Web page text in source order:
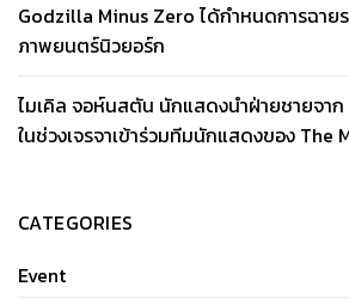
Godzilla Minus Zero ได้กำหนดการฉา
ภาพยนตร์นิวยอร์ก
ไมเคิล จอห์นสตัน นักแสดงนำฝ่ายชายจาก
ในช่วงเจรจาเข้าร่วมทีมนักแสดงของ The
CATEGORIES
Event